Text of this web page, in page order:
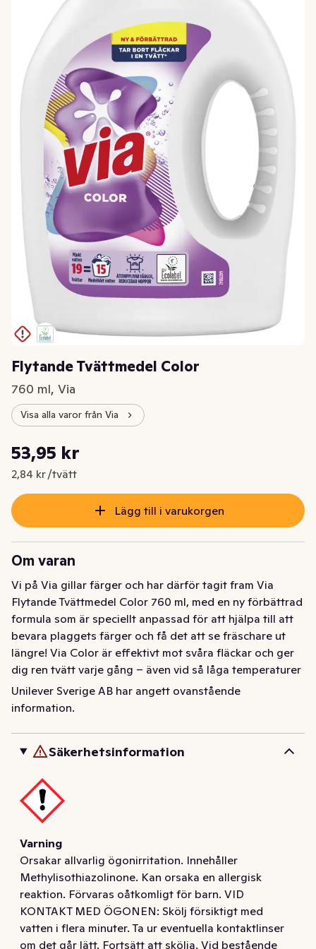
Flytande Tvättmedel Color
760 ml, Via
Visa alla varor från Via
Nuvarande pris är: 53,95 kr
53,95 kr
2,84 kr /tvätt
Styckpris: 2,84 kr /tvätt
Lägg till i varukorgen
Om varan
Vi på Via gillar färger och har därför tagit fram Via
Flytande Tvättmedel Color 760 ml, med en ny förbättrad
formula som är speciellt anpassad för att hjälpa till att
bevara plaggets färger och få det att se fräschare ut
längre! Via Color är effektivt mot svåra fläckar och ger
dig ren tvätt varje gång – även vid så låga temperaturer
som 30 grader. Flytande tvättmedel passar också
utmärkt att förbehandla svåra fläckar med, eller att
vatten. Självklart finns våra flytande tvättmedel för
kulörtvätt också som sensitive – välj det som passar dig
förnybar energi. Flaskorna är gjorda av 97 %
återvunnen plast och är 100 % återvinningsbara.
Fördelarna med Via Kulörtvätt är många: • Bevarar
plaggets färger • Ren tvätt varje gång • Effektivt
fläckborttagning • Snabbupplösligt i vatten även vid
låga temperaturer • Miljömärkt med EU Ecolabel För
bästa resultat: • Följ alltid tvättinstruktionerna på
plagget. • Blanda inte vita och färgade textilier i samma
tvätt. • Dosera enligt smutsighetsgrad, vattenhårdhet
och maskinstorlek. • Dosera direkt i
Unilever Sverige AB har angett ovanstående
information.
Säkerhetsinformation
Varning
Orsakar allvarlig ögonirritation. Innehåller
Methylisothiazolinone. Kan orsaka en allergisk
reaktion. Förvaras oåtkomligt för barn. VID
KONTAKT MED ÖGONEN: Skölj försiktigt med
vatten i flera minuter. Ta ur eventuella kontaktlinser
om det går lätt. Fortsätt att skölja. Vid bestående